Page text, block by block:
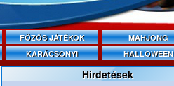
FŐZŐS JÁTÉKOK
MAHJONG
KARÁCSONYI HALLOWEEN
Hirdetések